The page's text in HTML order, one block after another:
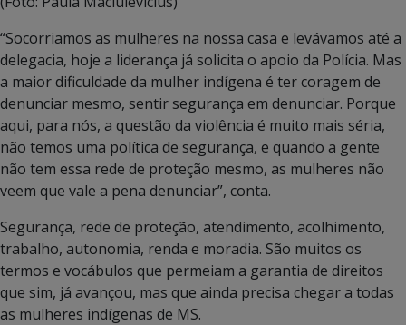
“Socorriamos as mulheres na nossa casa e levávamos até a
delegacia, hoje a liderança já solicita o apoio da Polícia. Mas
a maior dificuldade da mulher indígena é ter coragem de
denunciar mesmo, sentir segurança em denunciar. Porque
aqui, para nós, a questão da violência é muito mais séria,
não temos uma política de segurança, e quando a gente
não tem essa rede de proteção mesmo, as mulheres não
veem que vale a pena denunciar”, conta.
Segurança, rede de proteção, atendimento, acolhimento,
trabalho, autonomia, renda e moradia. São muitos os
termos e vocábulos que permeiam a garantia de direitos
que sim, já avançou, mas que ainda precisa chegar a todas
as mulheres indígenas de MS.